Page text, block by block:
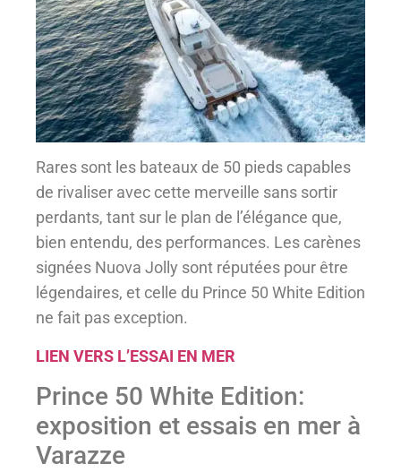
Rares sont les bateaux de 50 pieds capables
de rivaliser avec cette merveille sans sortir
perdants, tant sur le plan de l’élégance que,
bien entendu, des performances. Les carènes
signées Nuova Jolly sont réputées pour être
légendaires, et celle du Prince 50 White Edition
ne fait pas exception.
LIEN VERS L’ESSAI EN MER
Prince 50 White Edition:
exposition et essais en mer à
Varazze